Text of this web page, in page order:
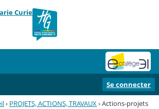
Curie
Se connecter
› PROJETS, ACTIONS, TRAVAUX ›Actions-projets